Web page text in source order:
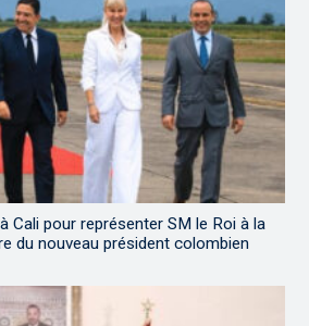
Cali pour représenter SM le Roi à la
du nouveau président colombien